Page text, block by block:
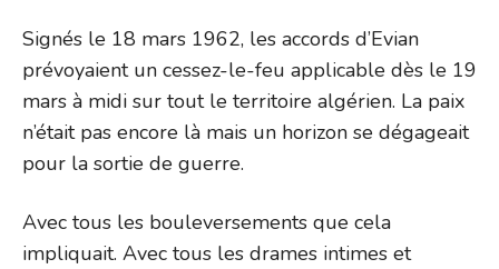
Signés le 18 mars 1962, les accords d’Evian
prévoyaient un cessez-le-feu applicable dès le 19
mars à midi sur tout le territoire algérien. La paix
n’était pas encore là mais un horizon se dégageait
pour la sortie de guerre.
Avec tous les bouleversements que cela
impliquait. Avec tous les drames intimes et